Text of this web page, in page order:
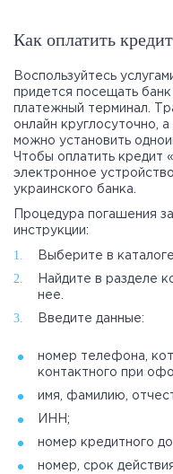
Как оплатить
Воспользуйтесь
придется посещать
платежный терминал.
онлайн круглосуточно,
можно установить
Чтобы оплатить кредит
электронное
украинского банка.
Процедура погашения
инструкции:
Выберите в
Найдите в разделе
нее.
Введите данные:
номер телефона,
контактного при
имя, фамилию,
ИНН;
номер кредитного
номер, срок